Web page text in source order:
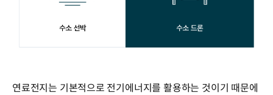
연료전지는 기본적으로 전기에너지를 활용하는 것이기 때문에